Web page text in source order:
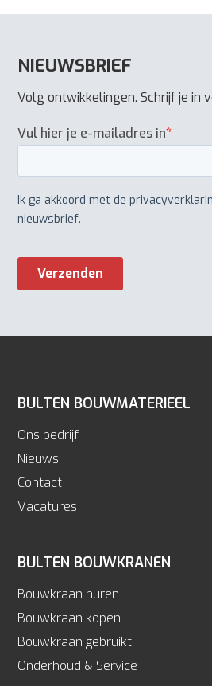
NIEUWSBRIEF
Volg ontwikkelingen. Schrijf je in
BULTEN BOUWMATERIEEL
Ons bedrijf
Nieuws
Contact
Vacatures
BULTEN BOUWKRANEN
Bouwkraan huren
Bouwkraan kopen
Bouwkraan gebruikt
Onderhoud & Service